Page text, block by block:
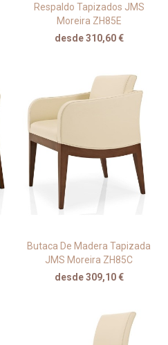
Respaldo Tapizados JMS
Moreira ZH85E
desde 310,60 €
Butaca De Madera Tapizada
JMS Moreira ZH85C
desde 309,10 €